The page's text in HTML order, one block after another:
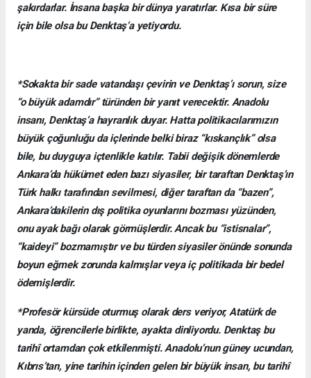
şakırdarlar. İnsana başka bir dünya yaratırlar. Kısa bir süre
için bile olsa bu Denktaş’a yetiyordu.
*Sokakta bir sade vatandaşı çevirin ve Denktaş’ı sorun, size
“o büyük adamdır” türünden bir yanıt verecektir. Anadolu
insanı, Denktaş’a hayranlık duyar. Hatta politikacılarımızın
büyük çoğunluğu da içlerinde belki biraz “kıskançlık” olsa
bile, bu duyguya içtenlikle katılır. Tabii değişik dönemlerde
Ankara’da hükümet eden bazı siyasiler, bir taraftan Denktaş’ın
Türk halkı tarafından sevilmesi, diğer taraftan da “bazen”,
Ankara’dakilerin dış politika oyunlarını bozması yüzünden,
onu ayak bağı olarak görmüşlerdir. Ancak bu “istisnalar”,
“kaideyi” bozmamıştır ve bu türden siyasiler önünde sonunda
boyun eğmek zorunda kalmışlar veya iç politikada bir bedel
ödemişlerdir.
*Profesör kürsüde oturmuş olarak ders veriyor, Atatürk de
yanda, öğrencilerle birlikte, ayakta dinliyordu. Denktaş bu
tarihî ortamdan çok etkilenmişti. Anadolu’nun güney ucundan,
Kıbrıs’tan, yine tarihin içinden gelen bir büyük insan, bu tarihî